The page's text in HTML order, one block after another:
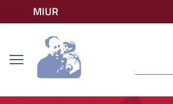
Vai ai contenuti
Vai al menu di navigazione
Vai al footer
MIUR